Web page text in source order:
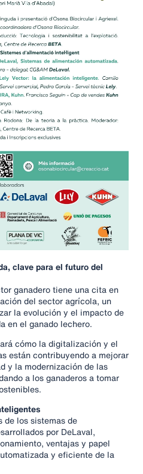
clave para el futuro del
ganadero tiene una cita en
del sector agrícola, un
la evolución y el impacto de
en el ganado lechero.
cómo la digitalización y el
están contribuyendo a mejorar
y la modernización de las
a los ganaderos a tomar
de los sistemas de
por DeLaval,
ventajas y papel
y eficiente de la